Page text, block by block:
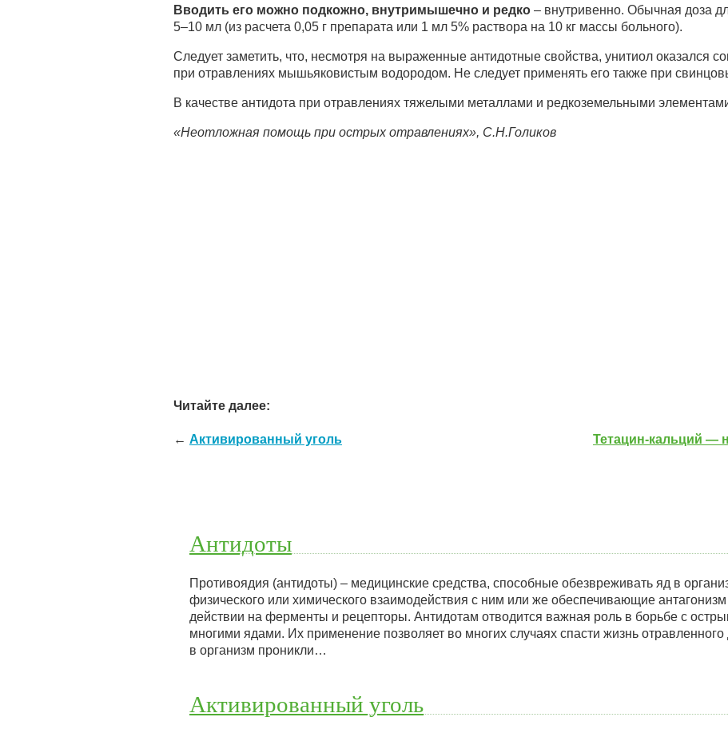
Вводить его можно подкожно, внутримышечно и редко – внутривенно. Обычная доза
5–10 мл (из расчета 0,05 г препарата или 1 мл 5% раствора на 10 кг массы больного).
Следует заметить, что, несмотря на выраженные антидотные свойства, унитиол оказался
при отравлениях мышьяковистым водородом. Не следует применять его также при
В качестве антидота при отравлениях тяжелыми металлами и редкоземельными
«Неотложная помощь при острых отравлениях», С.Н.Голиков
Читайте далее:
← Активированный уголь Тетацин-кальций —
Антидоты
Противоядия (антидоты) – медицинские средства, способные обезвреживать яд в
физического или химического взаимодействия с ним или же обеспечивающие
действии на ферменты и рецепторы. Антидотам отводится важная роль в борьбе с
многими ядами. Их применение позволяет во многих случаях спасти жизнь отравленного
в организм проникли…
Активированный уголь